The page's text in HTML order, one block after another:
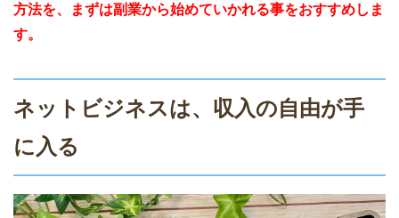
方法を、まずは副業から始めていかれる事をおすすめしま
す。
ネットビジネスは、収入の自由が手
に入る